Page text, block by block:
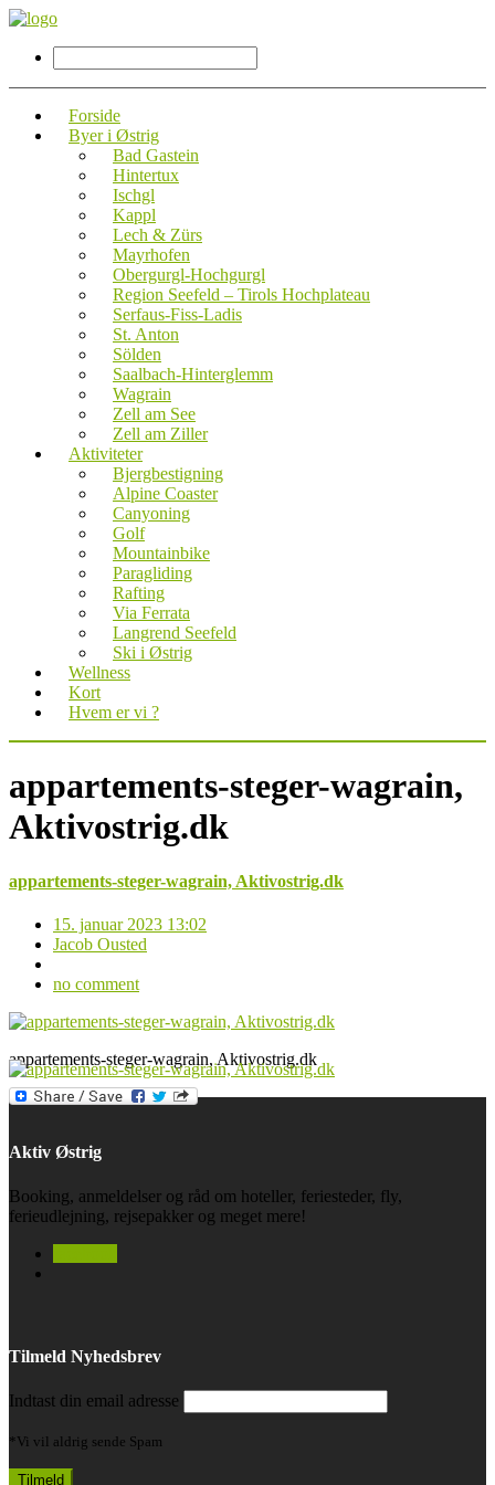
Forside
Byer i Østrig
Bad Gastein
Hintertux
Ischgl
Kappl
Lech & Zürs
Mayrhofen
Obergurgl-Hochgurgl
Region Seefeld – Tirols Hochplateau
Serfaus-Fiss-Ladis
St. Anton
Sölden
Saalbach-Hinterglemm
Wagrain
Zell am See
Zell am Ziller
Aktiviteter
Bjergbestigning
Alpine Coaster
Canyoning
Golf
Mountainbike
Paragliding
Rafting
Via Ferrata
Langrend Seefeld
Ski i Østrig
Wellness
Kort
Hvem er vi ?
appartements-steger-wagrain,
Aktivostrig.dk
appartements-steger-wagrain, Aktivostrig.dk
15. januar 2023 13:02
Jacob Ousted
no comment
appartements-steger-wagrain, Aktivostrig.dk
Aktiv Østrig
Booking, anmeldelser og råd om hoteller, feriesteder, fly,
ferieudlejning, rejsepakker og meget mere!
Tilmeld Nyhedsbrev
Indtast din email adresse
*Vi vil aldrig sende Spam